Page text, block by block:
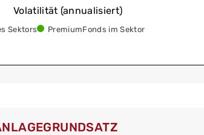
Volatilität (annualisiert)
Sektors PremiumFonds im Sektor